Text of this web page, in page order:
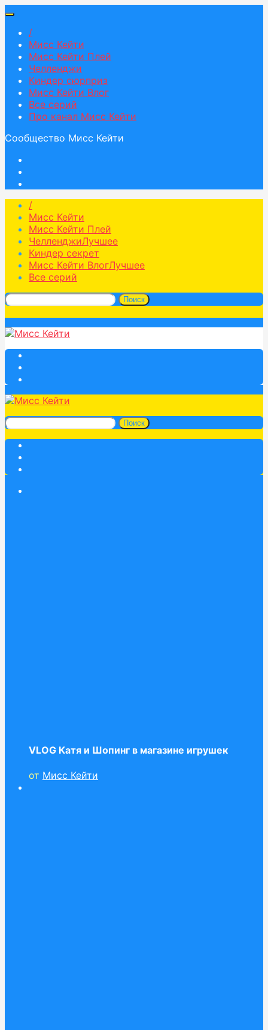
/
Мисс Кейти
Мисс Кейти Плей
Челленджи
Киндер сюрприз
Мисс Кейти Влог
Все серий
Про канал Мисс Кейти
Сообщество Мисс Кейти
/
Мисс Кейти
Мисс Кейти Плей
ЧелленджиЛучшее
Киндер секрет
Мисс Кейти ВлогЛучшее
Все серий
Поиск
Поиск
VLOG Катя и Шопинг в магазине игрушек
от Мисс Кейти